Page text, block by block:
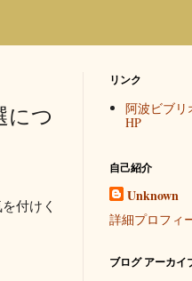
につ
付けく
リンク
阿波ビブリ
HP
自己紹介
Unknown
詳細プロフィ
ブログ アーカイ